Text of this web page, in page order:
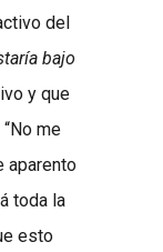
del
bajo
y que
me
aparento
toda la
esto